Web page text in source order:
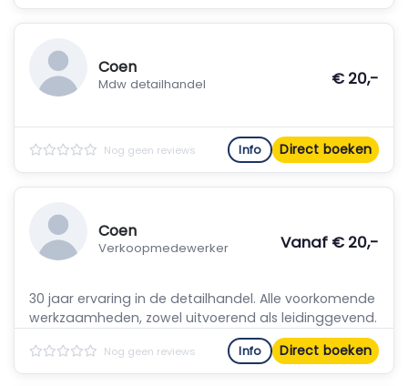
Coen
Mdw detailhandel € 20,-
Nog geen reviews Info Direct boeken
Coen
Verkoopmedewerker Vanaf € 20,-
30 jaar ervaring in de detailhandel. Alle voorkomende
werkzaamheden, zowel uitvoerend als leidinggevend.
Nog geen reviews Info Direct boeken